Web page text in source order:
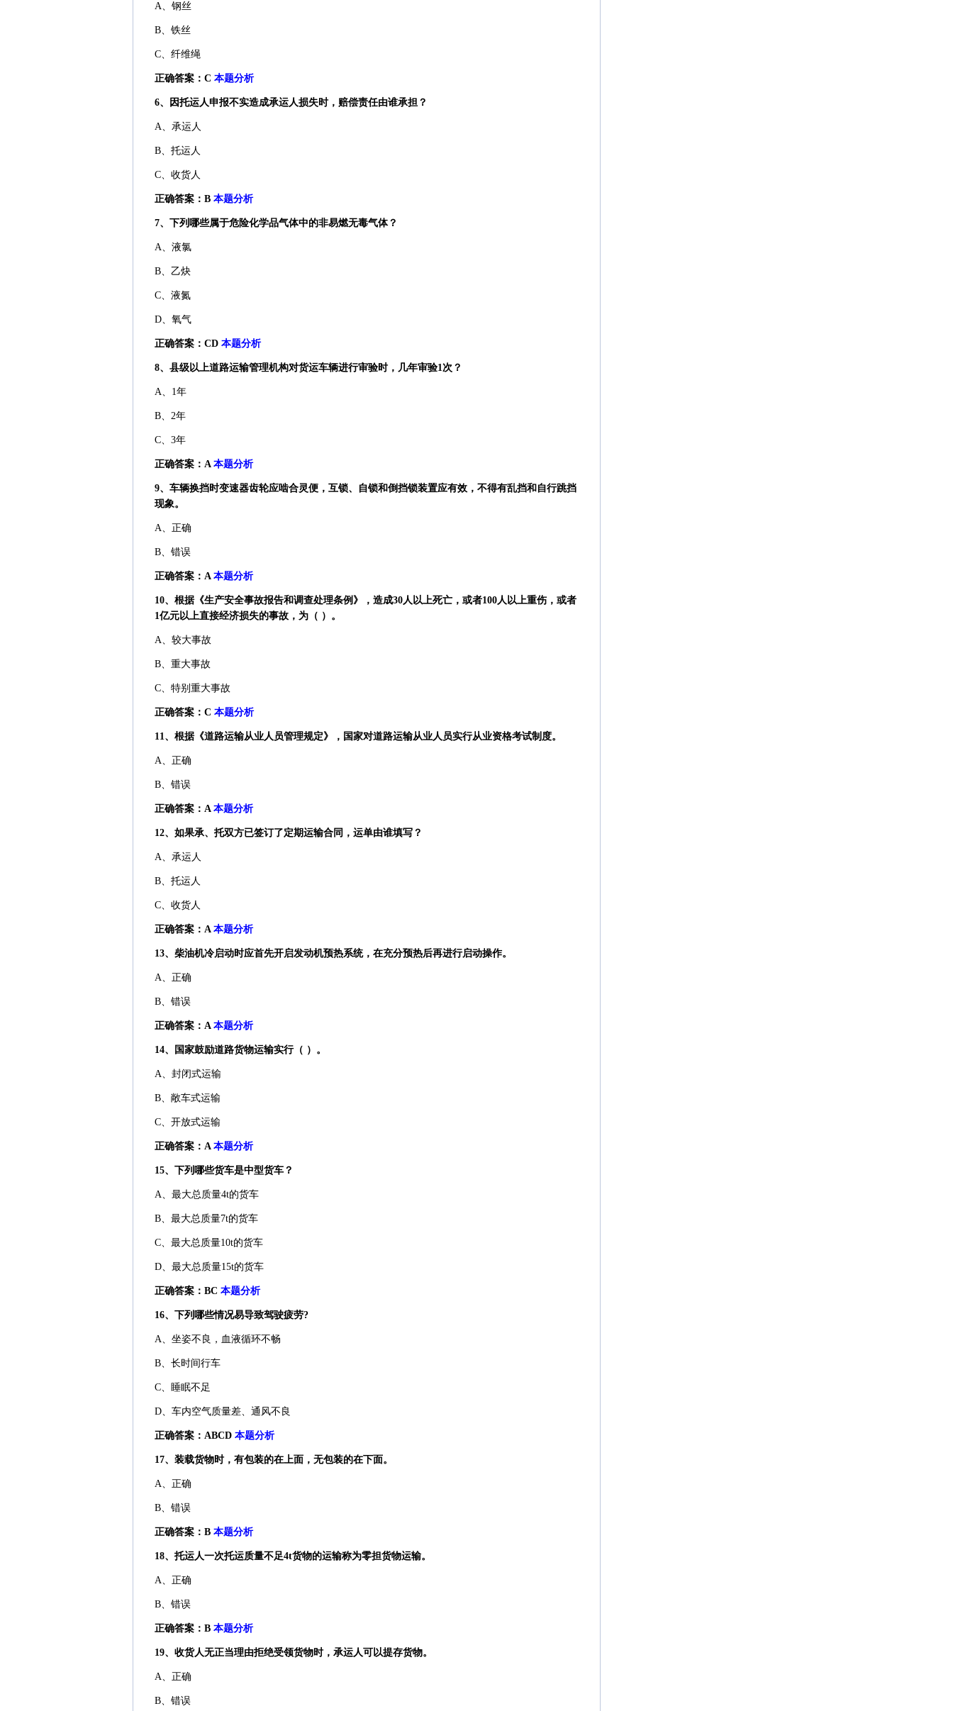
A、钢丝
B、铁丝
C、纤维绳
正确答案：C 本题分析
6、因托运人申报不实造成承运人损失时，赔偿责任由谁承担？
A、承运人
B、托运人
C、收货人
正确答案：B 本题分析
7、下列哪些属于危险化学品气体中的非易燃无毒气体？
A、液氯
B、乙炔
C、液氮
D、氧气
正确答案：CD 本题分析
8、县级以上道路运输管理机构对货运车辆进行审验时，几年审验1次？
A、1年
B、2年
C、3年
正确答案：A 本题分析
9、车辆换挡时变速器齿轮应啮合灵便，互锁、自锁和倒挡锁装置应有效，不得有乱挡和自行跳挡
现象。
A、正确
B、错误
正确答案：A 本题分析
10、根据《生产安全事故报告和调查处理条例》，造成30人以上死亡，或者100人以上重伤，或者
1亿元以上直接经济损失的事故，为（ ）。
A、较大事故
B、重大事故
C、特别重大事故
正确答案：C 本题分析
11、根据《道路运输从业人员管理规定》，国家对道路运输从业人员实行从业资格考试制度。
A、正确
B、错误
正确答案：A 本题分析
12、如果承、托双方已签订了定期运输合同，运单由谁填写？
A、承运人
B、托运人
C、收货人
正确答案：A 本题分析
13、柴油机冷启动时应首先开启发动机预热系统，在充分预热后再进行启动操作。
A、正确
B、错误
正确答案：A 本题分析
14、国家鼓励道路货物运输实行（ ）。
A、封闭式运输
B、敞车式运输
C、开放式运输
正确答案：A 本题分析
15、下列哪些货车是中型货车？
A、最大总质量4t的货车
B、最大总质量7t的货车
C、最大总质量10t的货车
D、最大总质量15t的货车
正确答案：BC 本题分析
16、下列哪些情况易导致驾驶疲劳?
A、坐姿不良，血液循环不畅
B、长时间行车
C、睡眠不足
D、车内空气质量差、通风不良
正确答案：ABCD 本题分析
17、装载货物时，有包装的在上面，无包装的在下面。
A、正确
B、错误
正确答案：B 本题分析
18、托运人一次托运质量不足4t货物的运输称为零担货物运输。
A、正确
B、错误
正确答案：B 本题分析
19、收货人无正当理由拒绝受领货物时，承运人可以提存货物。
A、正确
B、错误